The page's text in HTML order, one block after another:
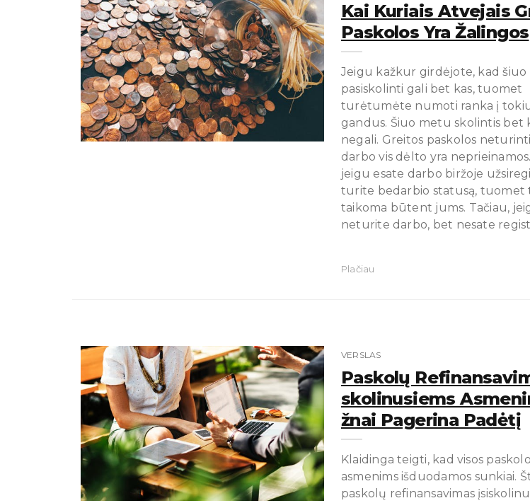
Kai Kuriais Atvejais
Paskolos Yra Žalingos
Jeigu kažkur girdėjote, kad
pasiskolinti gali bet kas, tuomet
turėtumėte numoti ranka į
gandus. Šiuo metu skolintis bet
negali. Greitos paskolos
darbo vis dėlto yra
jeigu esate darbo biržoje
turite bedarbio statusą, tuomet
taikoma būtent jums. Tačiau,
neturite darbo, bet nesate
Plačiau
VERSLAS
Paskolų
Skolinusiems
Žnai Pagerina Padėtį
Klaidinga teigti, kad visos
asmenims išduodamos sunkiai.
paskolų refinansavimas